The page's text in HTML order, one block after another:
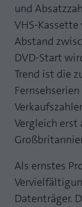
und
VHS-
Abstand
DVD-Start
Trend ist die
Vergleich
Als ernstes
Datenträger.
Zweck
Name
Anbieter
Laufzeit
Zweck
Name
Laufzeit
Zweck
Name
Anbieter